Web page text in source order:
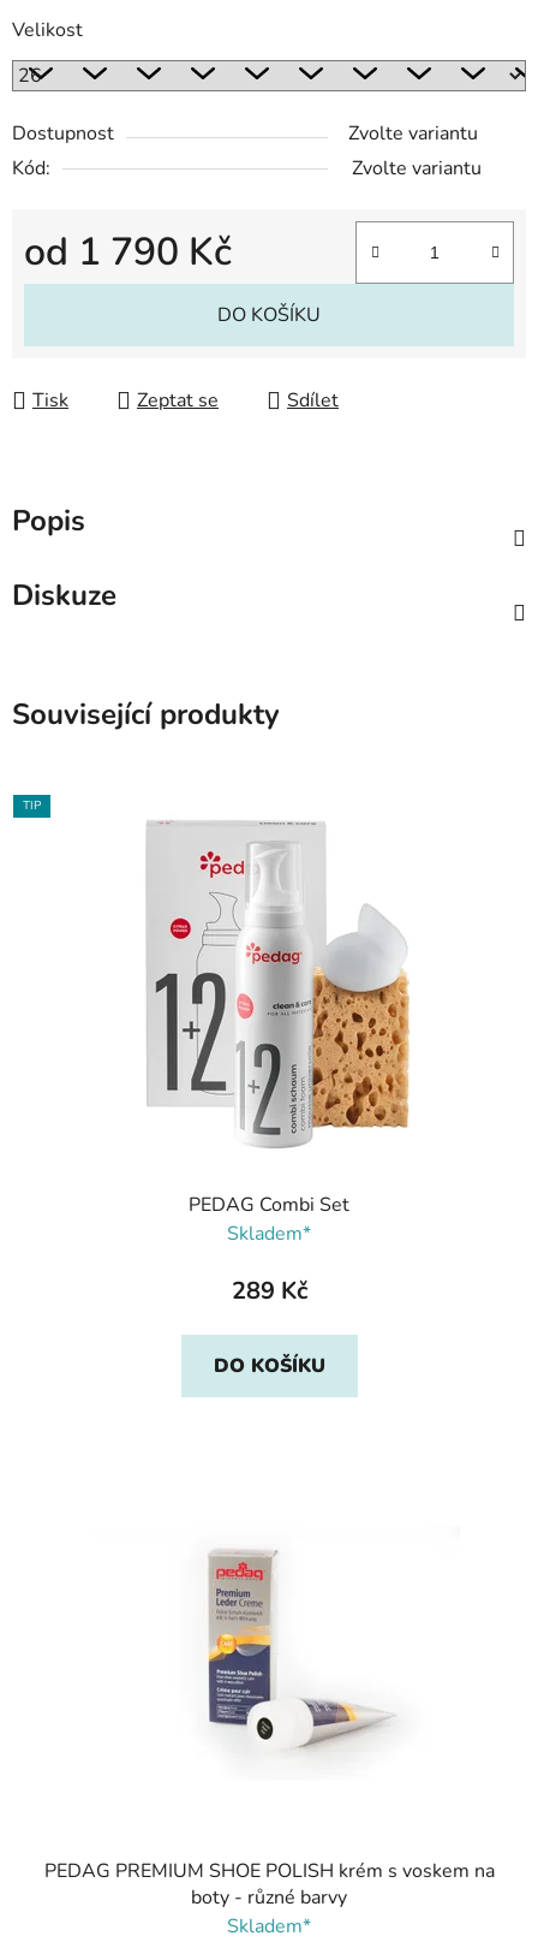
Velikost
Dostupnost
Zvolte variantu
Kód:
Zvolte variantu
od 1 790 Kč
Měrná cena:
DO KOŠÍKU
Tisk Zeptat se Sdílet
Popis
Diskuze
Související produkty
TIP
PEDAG Combi Set
Skladem*
289 Kč
DO KOŠÍKU
PEDAG PREMIUM SHOE POLISH krém s voskem na
boty - různé barvy
Skladem*